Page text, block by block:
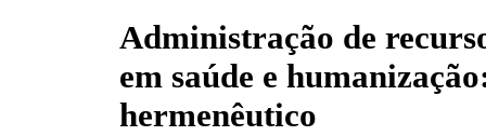
Administração de
em saúde e
hermenêutico